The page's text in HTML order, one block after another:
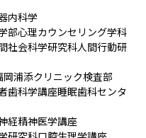
内科学
部心理カウンセリング学科
社会科学研究科人間行動研
岡浦添クリニック検査部
歯科学講座睡眠歯科センタ
経精神医学講座